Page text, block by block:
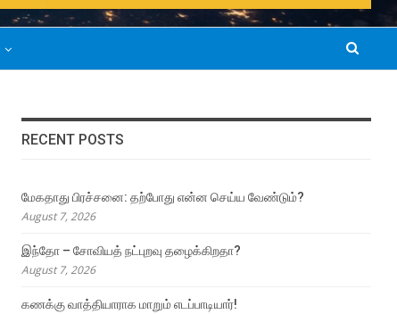
RECENT POSTS
மேகதாது பிரச்சனை: தற்போது என்ன செய்ய வேண்டும்?
August 7, 2026
இந்தோ – சோவியத் நட்புறவு தழைக்கிறதா?
August 7, 2026
கணக்கு வாத்தியாராக மாறும் எடப்பாடியார்!